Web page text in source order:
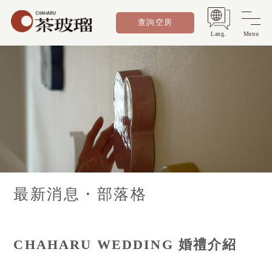
查詢空房
Lang. Menu
最新消息・部落格
CHAHARU WEDDING 婚禮介紹